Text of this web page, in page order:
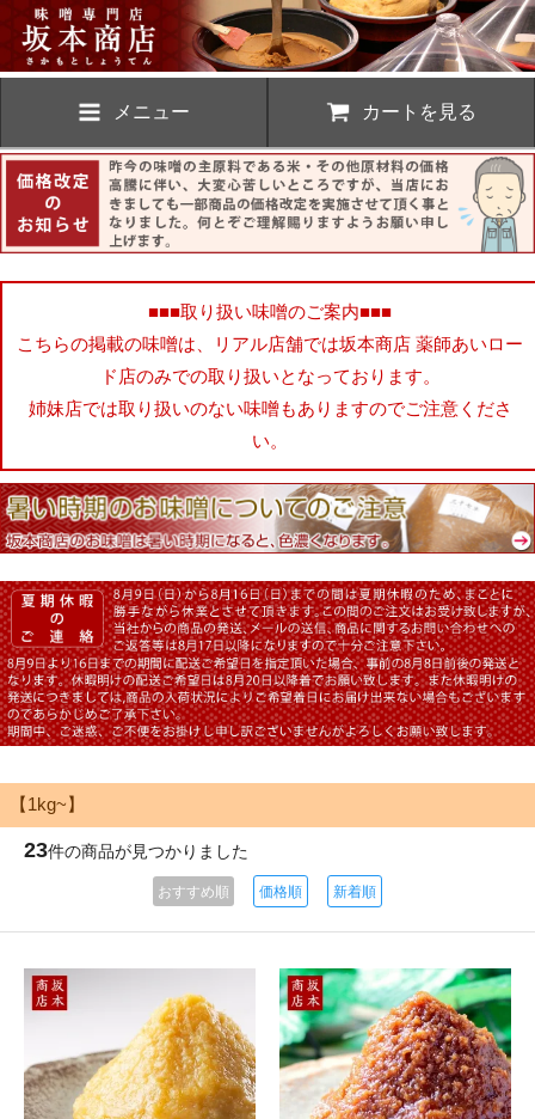
メニュー カートを見る
■■■取り扱い味噌のご案内■■■
こちらの掲載の味噌は、リアル店舗では坂本商店 薬師あいロー
ド店のみでの取り扱いとなっております。
姉妹店では取り扱いのない味噌もありますのでご注意くださ
い。
【1kg~】
23件の商品が見つかりました
おすすめ順 価格順 新着順